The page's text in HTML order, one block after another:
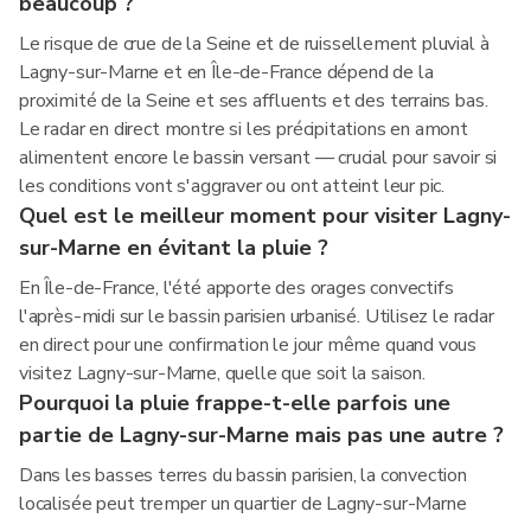
Le risque de crue de la Seine et de ruissellement pluvial à
Lagny-sur-Marne et en Île-de-France dépend de la
proximité de la Seine et ses affluents et des terrains bas.
Le radar en direct montre si les précipitations en amont
alimentent encore le bassin versant — crucial pour savoir si
les conditions vont s'aggraver ou ont atteint leur pic.
Quel est le meilleur moment pour visiter Lagny-
sur-Marne en évitant la pluie ?
En Île-de-France, l'été apporte des orages convectifs
l'après-midi sur le bassin parisien urbanisé. Utilisez le radar
en direct pour une confirmation le jour même quand vous
visitez Lagny-sur-Marne, quelle que soit la saison.
Pourquoi la pluie frappe-t-elle parfois une
partie de Lagny-sur-Marne mais pas une autre ?
Dans les basses terres du bassin parisien, la convection
localisée peut tremper un quartier de Lagny-sur-Marne